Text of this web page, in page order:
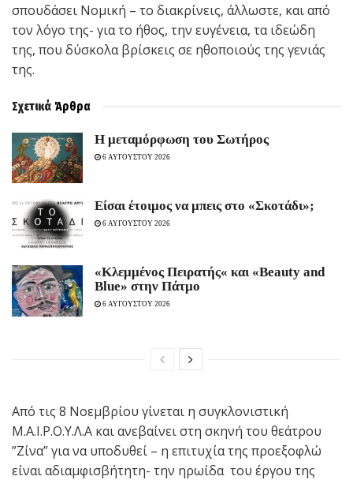
σπουδάσει Νομική – το διακρίνεις, άλλωστε, και από
τον λόγο της- για το ήθος, την ευγένεια, τα ιδεώδη
της, που δύσκολα βρίσκεις σε ηθοποιούς της γενιάς
της.
Σχετικά Άρθρα
Η μεταμόρφωση του Σωτήρος
6 ΑΥΓΟΥΣΤΟΥ 2026
Είσαι έτοιμος να μπεις στο «Σκοτάδι»;
6 ΑΥΓΟΥΣΤΟΥ 2026
«Κλεμμένος Πειρατής« και «Beauty and
Blue» στην Πάτμο
6 ΑΥΓΟΥΣΤΟΥ 2026
Από τις 8 Νοεμβρίου γίνεται η συγκλονιστική
Μ.Α.Ι.Ρ.Ο.Υ.Λ.Α και ανεβαίνει στη σκηνή του θεάτρου
”Ζίνα” για να υποδυθεί – η επιτυχία της προεξοφλώ
είναι αδιαμφισβήτητη- την ηρωίδα του έργου της